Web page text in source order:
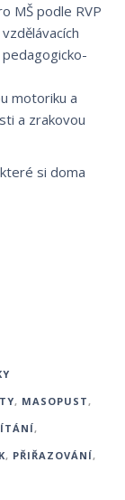
MŠ podle RVP
motoriku a
a zrakovou
si doma
, MASOPUST ,
,
, PŘIŘAZOVÁNÍ,